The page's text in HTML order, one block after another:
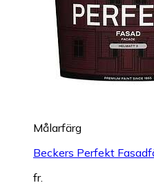
Målarfärg
Beckers Perfekt
fr.